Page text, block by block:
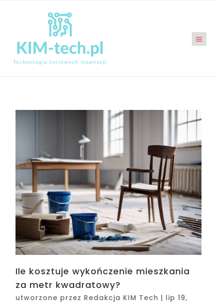
Ile kosztuje wykończenie mieszkania
za metr kwadratowy?
utworzone przez Redakcja KIM Tech | lip 19,